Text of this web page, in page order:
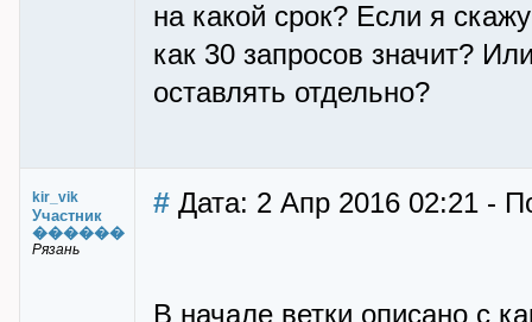
на какой срок? Если я
как 30 запросов значит?
оставлять отдельно?
kir_vik
Участник
������
Рязань
# Дата: 2 Апр 2016 02:21 -
В начале ветки описано с